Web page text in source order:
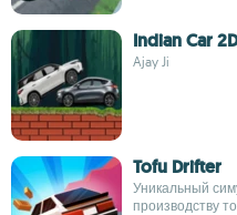
Indian Car 2D
Ajay Ji
Tofu Drifter
Уникальный
производству